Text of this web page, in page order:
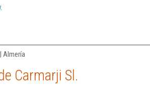
Almería
Carmarji Sl.